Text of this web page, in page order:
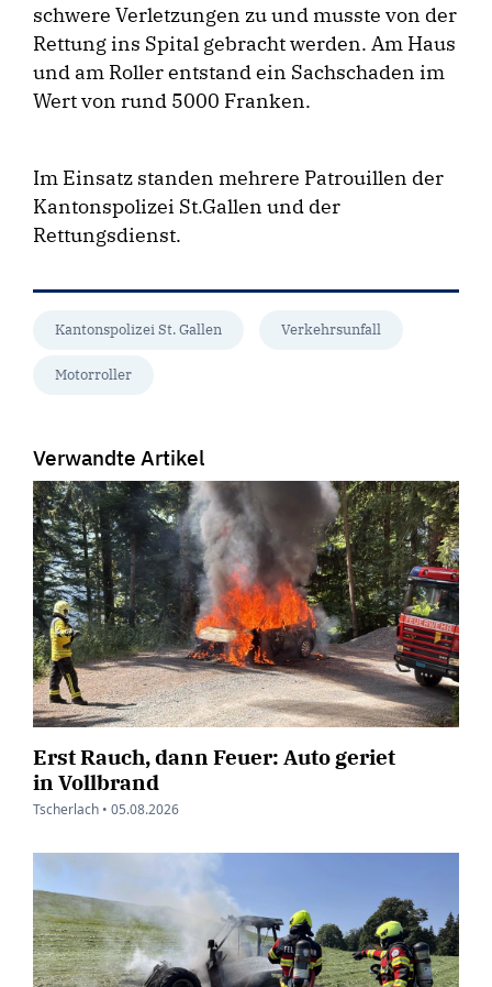
schwere Verletzungen zu und musste von der
Rettung ins Spital gebracht werden. Am Haus
und am Roller entstand ein Sachschaden im
Wert von rund 5000 Franken.
Im Einsatz standen mehrere Patrouillen der
Kantonspolizei St.Gallen und der
Rettungsdienst.
Kantonspolizei St. Gallen Verkehrsunfall
Motorroller
Verwandte Artikel
Erst Rauch, dann Feuer: Auto geriet
in Vollbrand
Tscherlach • 05.08.2026